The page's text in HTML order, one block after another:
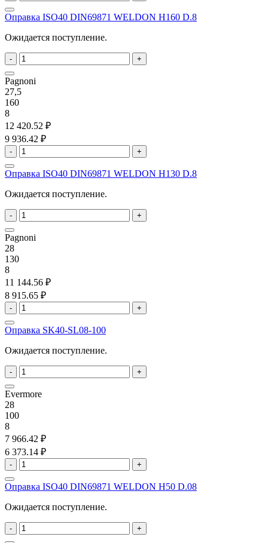
Оправка ISO40 DIN69871 WELDON H160 D.8
Ожидается поступление.
- +
Pagnoni
27,5
160
8
12 420.52 ₽
9 936.42 ₽
- +
Оправка ISO40 DIN69871 WELDON H130 D.8
Ожидается поступление.
- +
Pagnoni
28
130
8
11 144.56 ₽
8 915.65 ₽
- +
Оправка SK40-SL08-100
Ожидается поступление.
- +
Evermore
28
100
8
7 966.42 ₽
6 373.14 ₽
- +
Оправка ISO40 DIN69871 WELDON H50 D.08
Ожидается поступление.
- +